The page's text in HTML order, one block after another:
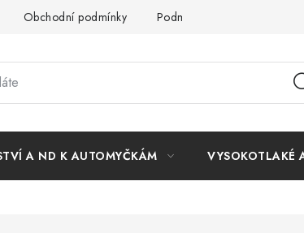
Obchodní podmínky Podmínky ochrany osobních
A ND K AUTOMYČKÁM VYSOKOTLAKÉ